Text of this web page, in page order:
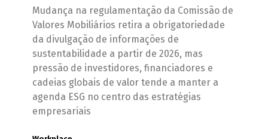
Mudança na regulamentação da Comissão de
Valores Mobiliários retira a obrigatoriedade
da divulgação de informações de
sustentabilidade a partir de 2026, mas
pressão de investidores, financiadores e
cadeias globais de valor tende a manter a
agenda ESG no centro das estratégias
empresariais